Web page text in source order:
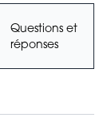
Questions et
réponses